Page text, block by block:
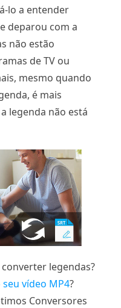
lo a entender
deparou com a
não estão
de TV ou
mesmo quando
é mais
legenda não está
legendas?
vídeo MP4?
Conversores